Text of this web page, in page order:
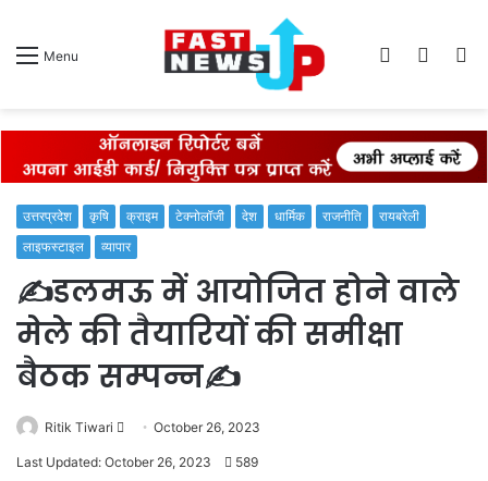
Menu
Switch
Log
उत्तरप्रदेश कृषि क्राइम टेक्नोलॉजी देश धार्मिक राजनीति
रायबरेली
लाइफस्टाइल
व्यापार
✍️डलमऊ में आयोजित होने वाले
मेले की तैयारियों की समीक्षा
बैठक सम्पन्न✍️
Ritik Tiwari
SendOctober 26, 2023
Last Updated: October 26, 2023 589